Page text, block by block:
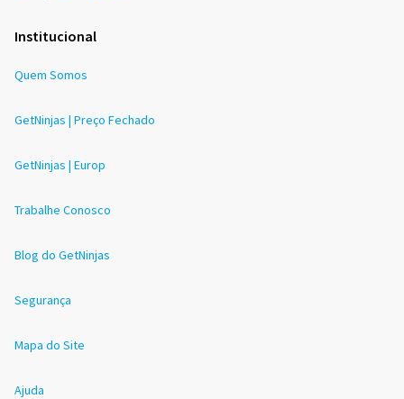
Institucional
Quem Somos
GetNinjas | Preço Fechado
GetNinjas | Europ
Trabalhe Conosco
Blog do GetNinjas
Segurança
Mapa do Site
Ajuda